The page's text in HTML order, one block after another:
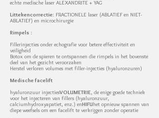
echte medische laser ALEXANDRITE + YAG
Littekencorrectie: FRACTIONELE laser (ABLATIEF en NIET-
ABLATIEF) en microchirurgie
Rimpels :
Fillerinjecties onder echografie voor betere effectiviteit en
veiligheid
Botox om de spieren te ontspannen die rimpels in het bovenste
deel van het gezicht veroorzaken
Herstel verloren volumes met filler-injecties (hyaluronzuren)
Medische facelift
hyaluronzuur injectiesVOLUMETRIE, de enige goede techniek
voor het injecteren van fillers (hyaluronzuur,
calciumhydroxyapatiet, enz.) enHIFUhet opnieuw spannen van
diepe weefsels om een facelift te verkrijgen zonder operatie